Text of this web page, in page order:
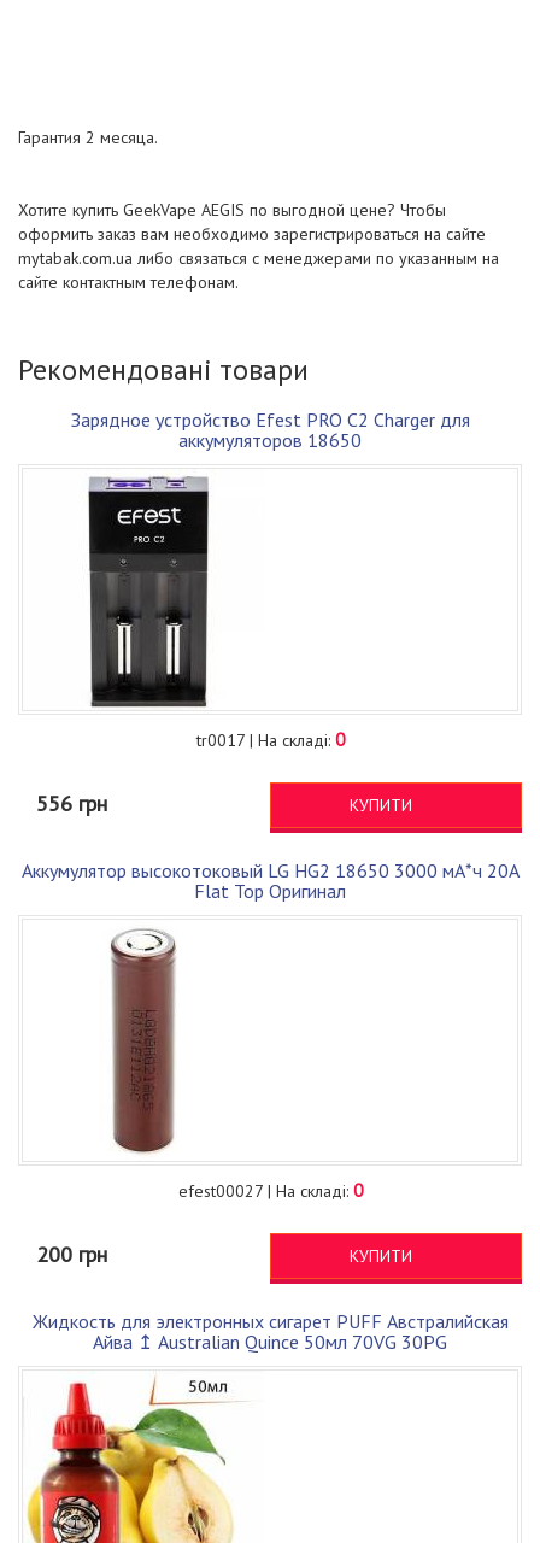
Гарантия 2 месяца.
Хотите купить GeekVape AEGIS по выгодной цене? Чтобы
оформить заказ вам необходимо зарегистрироваться на сайте
mytabak.com.ua либо связаться с менеджерами по указанным на
сайте контактным телефонам.
Рекомендовані товари
Зарядное устройство Efest PRO C2 Charger для
аккумуляторов 18650
tr0017 | На складі: 0
556 грн КУПИТИ
Аккумулятор высокотоковый LG HG2 18650 3000 мА*ч 20А
Flat Top Оригинал
efest00027 | На складі: 0
200 грн КУПИТИ
Жидкость для электронных сигарет PUFF Австралийская
Айва ↥ Australian Quince 50мл 70VG 30PG